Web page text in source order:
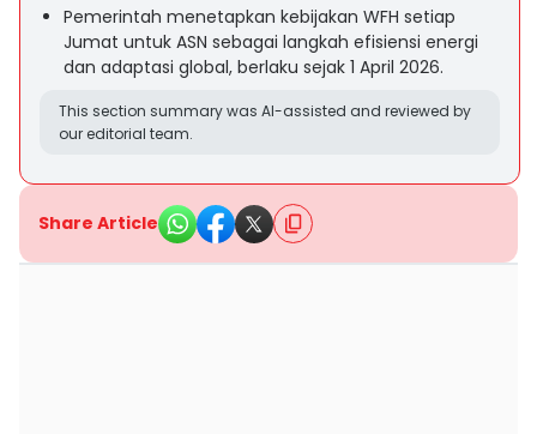
Pemerintah menetapkan kebijakan WFH setiap
Jumat untuk ASN sebagai langkah efisiensi energi
dan adaptasi global, berlaku sejak 1 April 2026.
This section summary was AI-assisted and reviewed by
our editorial team.
Share Article